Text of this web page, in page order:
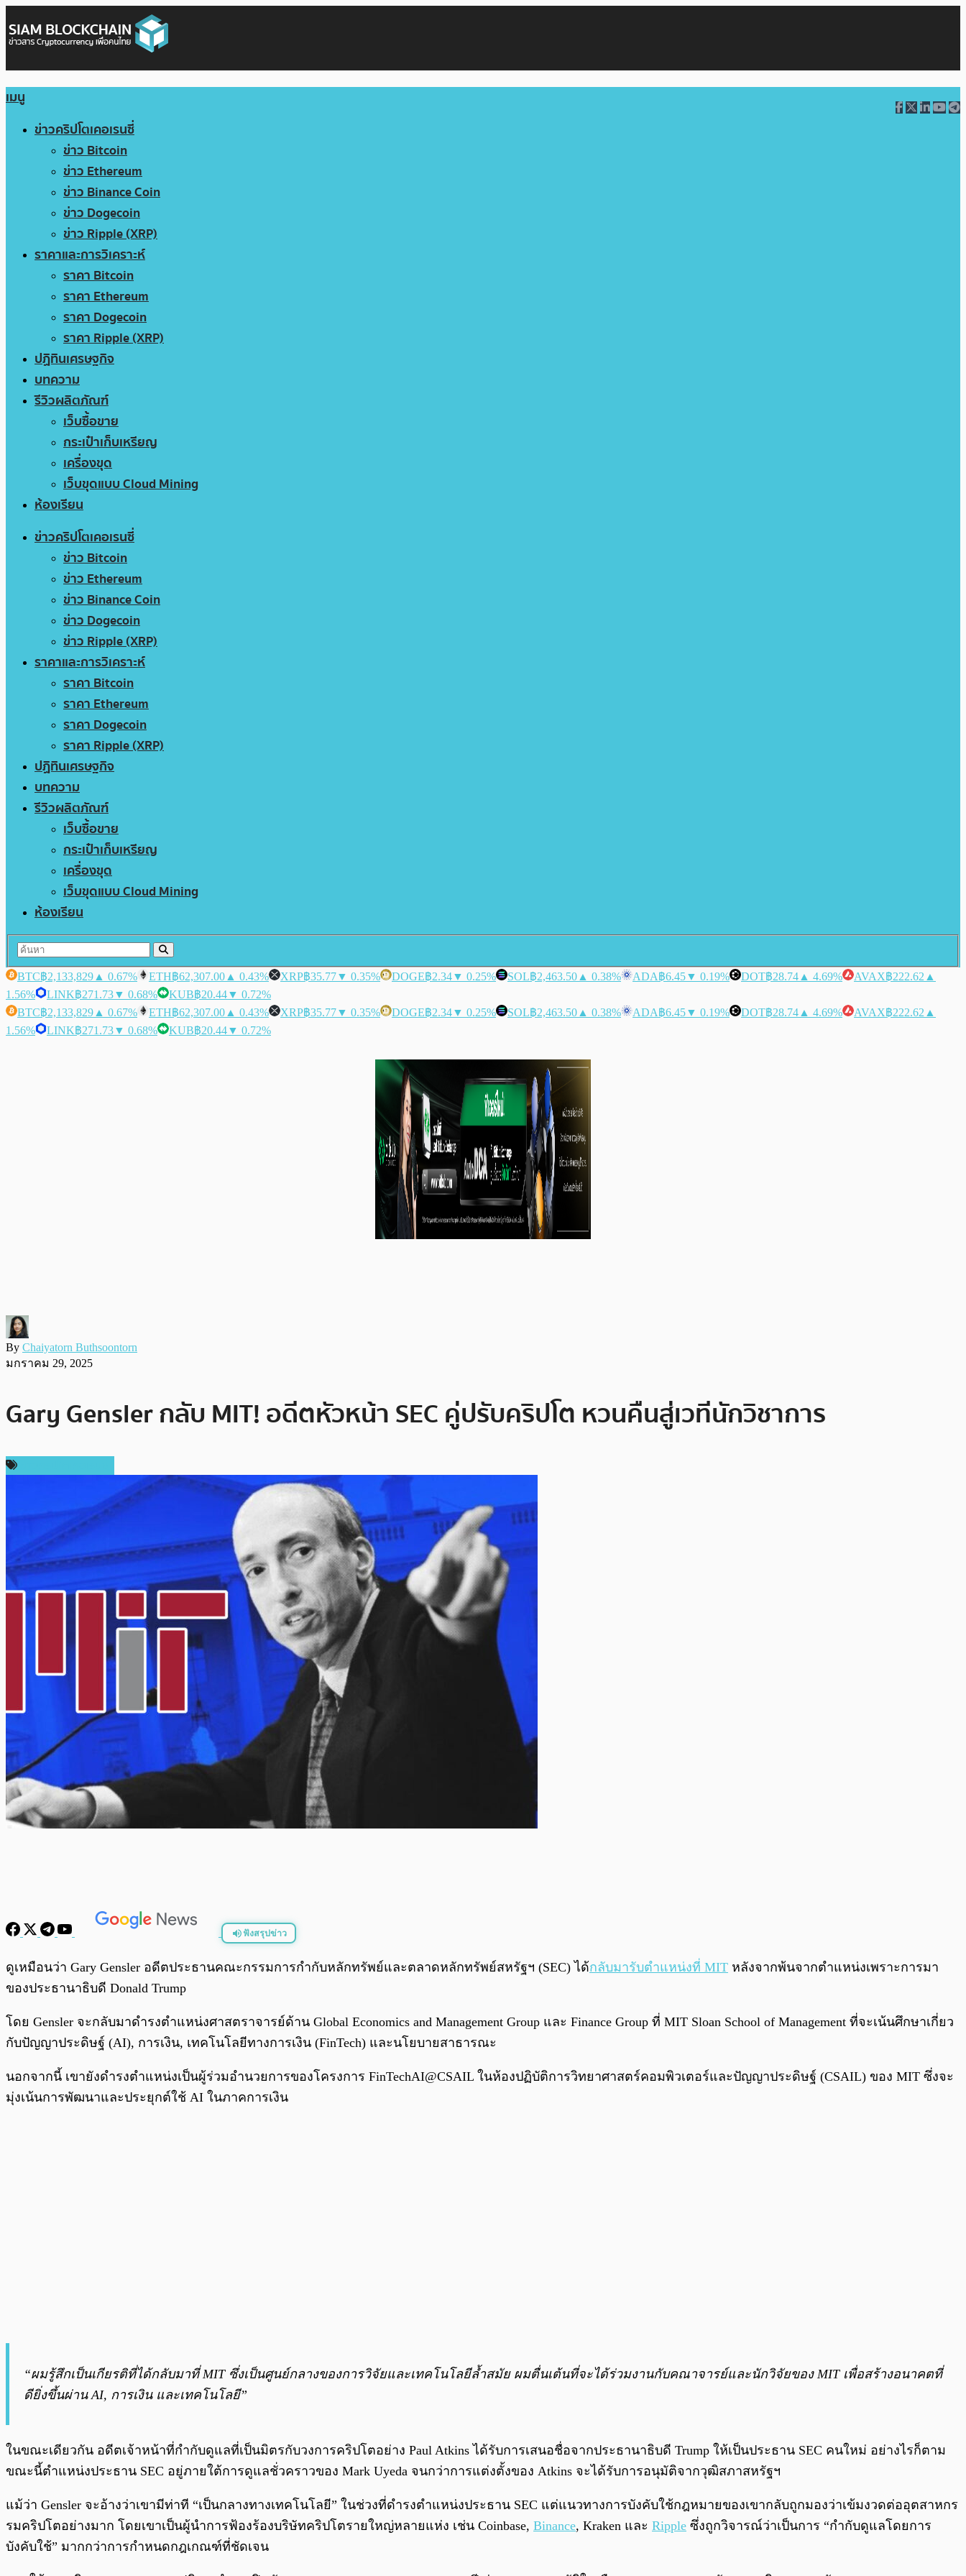
เมนู
ข่าวคริปโตเคอเรนซี่
ข่าว Bitcoin
ข่าว Ethereum
ข่าว Binance Coin
ข่าว Dogecoin
ข่าว Ripple (XRP)
ราคาและการวิเคราะห์
ราคา Bitcoin
ราคา Ethereum
ราคา Dogecoin
ราคา Ripple (XRP)
ปฏิทินเศรษฐกิจ
บทความ
รีวิวผลิตภัณฑ์
เว็บซื้อขาย
กระเป๋าเก็บเหรียญ
เครื่องขุด
เว็บขุดแบบ Cloud Mining
ห้องเรียน
ข่าวคริปโตเคอเรนซี่
ข่าว Bitcoin
ข่าว Ethereum
ข่าว Binance Coin
ข่าว Dogecoin
ข่าว Ripple (XRP)
ราคาและการวิเคราะห์
ราคา Bitcoin
ราคา Ethereum
ราคา Dogecoin
ราคา Ripple (XRP)
ปฏิทินเศรษฐกิจ
บทความ
รีวิวผลิตภัณฑ์
เว็บซื้อขาย
กระเป๋าเก็บเหรียญ
เครื่องขุด
เว็บขุดแบบ Cloud Mining
ห้องเรียน
BTC฿2,133,829 ▲ 0.67% ETH฿62,307.00 ▲ 0.43% XRP฿35.77▼ 0.35% DOGE฿2.34▼ 0.25% SOL฿2,463.50 ▲ 0.38% ADA฿6.45▼ 0.19% DOT฿28.74 ▲ 4.69% AVAX฿222.62 ▲
1.56%
LINK฿271.73▼ 0.68% KUB฿20.44▼ 0.72%
BTC฿2,133,829 ▲ 0.67% ETH฿62,307.00 ▲ 0.43% XRP฿35.77▼ 0.35% DOGE฿2.34▼ 0.25% SOL฿2,463.50 ▲ 0.38% ADA฿6.45▼ 0.19% DOT฿28.74 ▲ 4.69% AVAX฿222.62 ▲
1.56%
LINK฿271.73▼ 0.68% KUB฿20.44▼ 0.72%
By Chaiyatorn Buthsoontorn
มกราคม 29, 2025
Gary Gensler กลับ MIT! อดีตหัวหน้า SEC คู่ปรับคริปโต หวนคืนสู่เวทีนักวิชาการ
ฟังสรุปข่าว
พร้อมเล่น
ดูเหมือนว่า Gary Gensler อดีตประธานคณะกรรมการกำกับหลักทรัพย์และตลาดหลักทรัพย์สหรัฐฯ (SEC) ได้กลับมารับตำแหน่งที่ MIT หลังจากพ้นจากตำแหน่งเพราะการมา
ของประธานาธิบดี Donald Trump
โดย Gensler จะกลับมาดำรงตำแหน่งศาสตราจารย์ด้าน Global Economics and Management Group และ Finance Group ที่ MIT Sloan School of Management ที่จะเน้นศึกษาเกี่ยว
กับปัญญาประดิษฐ์ (AI), การเงิน, เทคโนโลยีทางการเงิน (FinTech) และนโยบายสาธารณะ
นอกจากนี้ เขายังดำรงตำแหน่งเป็นผู้ร่วมอำนวยการของโครงการ FinTechAI@CSAIL ในห้องปฏิบัติการวิทยาศาสตร์คอมพิวเตอร์และปัญญาประดิษฐ์ (CSAIL) ของ MIT ซึ่งจะ
มุ่งเน้นการพัฒนาและประยุกต์ใช้ AI ในภาคการเงิน
“ผมรู้สึกเป็นเกียรติที่ได้กลับมาที่ MIT ซึ่งเป็นศูนย์กลางของการวิจัยและเทคโนโลยีล้ำสมัย ผมตื่นเต้นที่จะได้ร่วมงานกับคณาจารย์และนักวิจัยของ MIT เพื่อสร้างอนาคตที่
ดียิ่งขึ้นผ่าน AI, การเงิน และเทคโนโลยี”
ในขณะเดียวกัน อดีตเจ้าหน้าที่กำกับดูแลที่เป็นมิตรกับวงการคริปโตอย่าง Paul Atkins ได้รับการเสนอชื่อจากประธานาธิบดี Trump ให้เป็นประธาน SEC คนใหม่ อย่างไรก็ตาม
ขณะนี้ตำแหน่งประธาน SEC อยู่ภายใต้การดูแลชั่วคราวของ Mark Uyeda จนกว่าการแต่งตั้งของ Atkins จะได้รับการอนุมัติจากวุฒิสภาสหรัฐฯ
แม้ว่า Gensler จะอ้างว่าเขามีท่าที “เป็นกลางทางเทคโนโลยี” ในช่วงที่ดำรงตำแหน่งประธาน SEC แต่แนวทางการบังคับใช้กฎหมายของเขากลับถูกมองว่าเข้มงวดต่ออุตสาหกร
รมคริปโตอย่างมาก โดยเขาเป็นผู้นำการฟ้องร้องบริษัทคริปโตรายใหญ่หลายแห่ง เช่น Coinbase, Binance, Kraken และ Ripple ซึ่งถูกวิจารณ์ว่าเป็นการ “กำกับดูแลโดยการ
บังคับใช้” มากกว่าการกำหนดกฎเกณฑ์ที่ชัดเจน